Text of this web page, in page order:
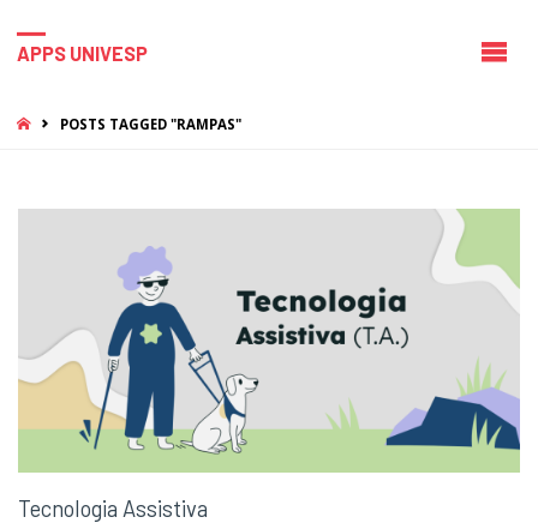
APPS UNIVESP
HOMEPOSTS TAGGED "RAMPAS"
Tecnologia Assistiva